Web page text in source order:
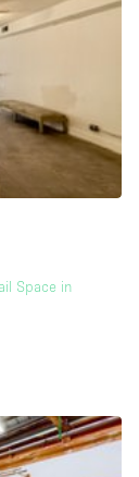
Space in